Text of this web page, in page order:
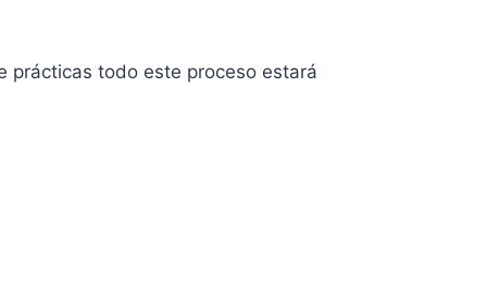
prácticas todo este proceso estará